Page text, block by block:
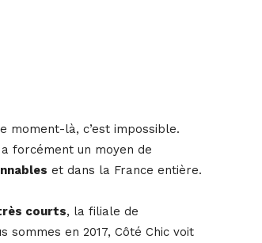
moment-là, c’est impossible.
forcément un moyen de
et dans la France entière.
courts, la filiale de
sommes en 2017, Côté Chic voit